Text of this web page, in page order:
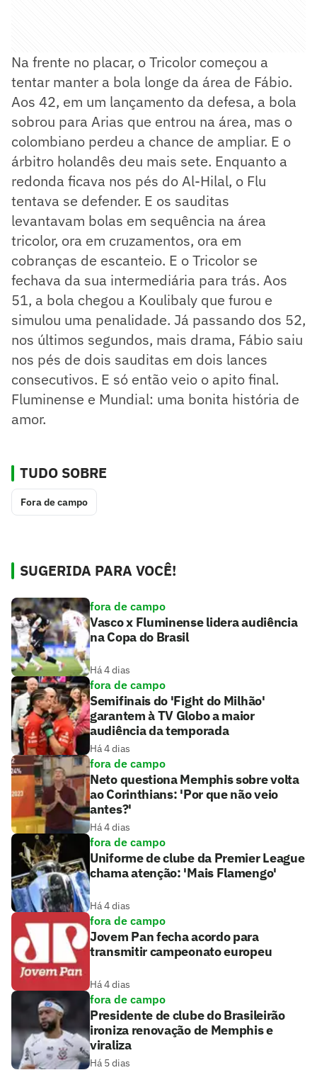
Na frente no placar, o Tricolor começou a
tentar manter a bola longe da área de Fábio.
Aos 42, em um lançamento da defesa, a bola
sobrou para Arias que entrou na área, mas o
colombiano perdeu a chance de ampliar. E o
árbitro holandês deu mais sete. Enquanto a
redonda ficava nos pés do Al-Hilal, o Flu
tentava se defender. E os sauditas
levantavam bolas em sequência na área
tricolor, ora em cruzamentos, ora em
cobranças de escanteio. E o Tricolor se
fechava da sua intermediária para trás. Aos
51, a bola chegou a Koulibaly que furou e
simulou uma penalidade. Já passando dos 52,
nos últimos segundos, mais drama, Fábio saiu
nos pés de dois sauditas em dois lances
consecutivos. E só então veio o apito final.
Fluminense e Mundial: uma bonita história de
amor.
TUDO SOBRE
Fora de campo
SUGERIDA PARA VOCÊ!
fora de campo
Vasco x Fluminense lidera audiência
na Copa do Brasil
Há 4 dias
fora de campo
Semifinais do 'Fight do Milhão'
garantem à TV Globo a maior
audiência da temporada
Há 4 dias
fora de campo
Neto questiona Memphis sobre volta
ao Corinthians: 'Por que não veio
antes?'
Há 4 dias
fora de campo
Uniforme de clube da Premier League
chama atenção: 'Mais Flamengo'
Há 4 dias
fora de campo
Jovem Pan fecha acordo para
transmitir campeonato europeu
Há 4 dias
fora de campo
Presidente de clube do Brasileirão
ironiza renovação de Memphis e
viraliza
Há 5 dias